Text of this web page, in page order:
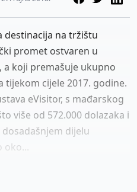
destinacija na tržištu
promet ostvaren u
a koji premašuje ukupno
tijekom cijele 2017. godine.
eVisitor, s mađarskog
više od 572.000 dolazaka i
dijelu
oko...